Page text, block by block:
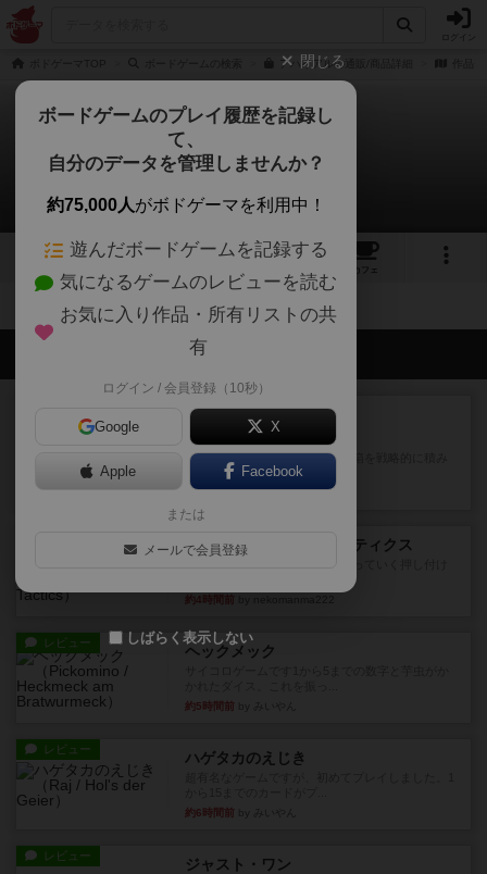
ログイン
アハイアルの通販/商品詳細
アハイアル
拡張/関連作品 0件
4 1 4
カフェ
会員の新しい投稿
マーケットフレッシュ
目的あなたの店先に農産物の木箱を戦略的に積み
重ねて在庫を最大化し、競合...
約4時間前by jurong
メメントオンラインタクティクス
約4時間前
レビュー ヘックメック
約5時間前
レビュー ハゲタカのえじき
約6時間前
レビュー ジャスト・ワン
閉じる
ボードゲームのプレイ履歴を記録し
て、
自分のデータを管理しませんか？
約75,000人がボドゲーマを利用中！
遊んだボードゲームを記録する
気になるゲームのレビューを読む
お気に入り作品・所有リストの共
有
ログイン / 会員登録（10秒）
Google X
Apple Facebook
または
メールで会員登録
しばらく表示しない